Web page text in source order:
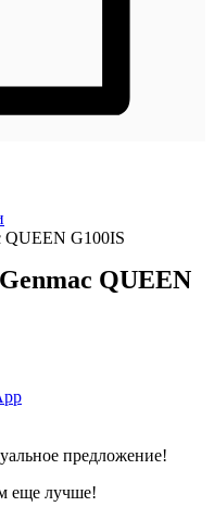
QUEEN G100IS
QUEEN
предложение!
еще лучше!